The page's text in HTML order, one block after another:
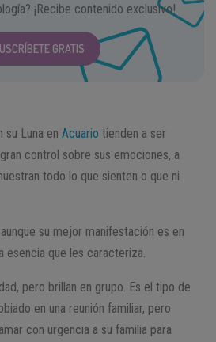
¡Recibe contenido exclusivo!
GRATIS
su Luna en Acuario tienden a ser
control sobre sus emociones, a
todo lo que sienten o que ni
su mejor manifestación es en
esencia que les caracteriza.
pero brillan en grupo. Es el tipo de
en una reunión familiar, pero
con urgencia a su familia para